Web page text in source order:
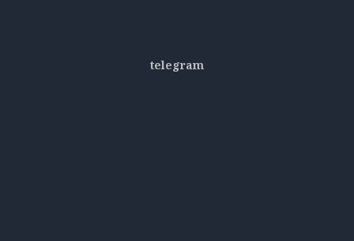
telegram